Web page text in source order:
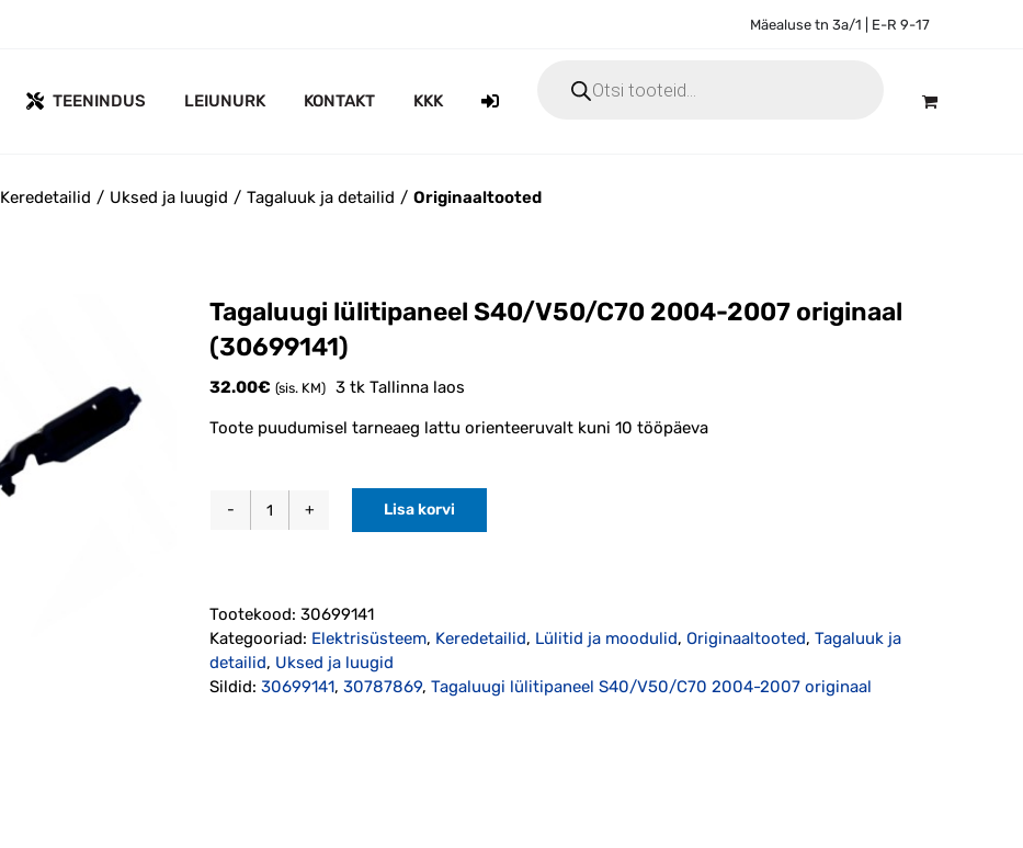
Mäealuse tn 3a/1 | E-R 9-17
TEENINDUS LEIUNURK KONTAKT KKK
search
Keredetailid Uksed ja luugid Tagaluuk ja detailid Originaaltooted
Tagaluugi lülitipaneel S40/V50/C70 2004-2007 originaal
(30699141)
32.00€ (sis. KM) 3 tk Tallinna laos
Toote puudumisel tarneaeg lattu orienteeruvalt kuni 10 tööpäeva
Tagaluugi
2007
originaal
(30699141)
kogus
Lisa korvi
Tootekood: 30699141
Kategooriad: Elektrisüsteem, Keredetailid, Lülitid ja moodulid, Originaaltooted, Tagaluuk ja
detailid, Uksed ja luugid
Sildid: 30699141, 30787869, Tagaluugi lülitipaneel S40/V50/C70 2004-2007 originaal